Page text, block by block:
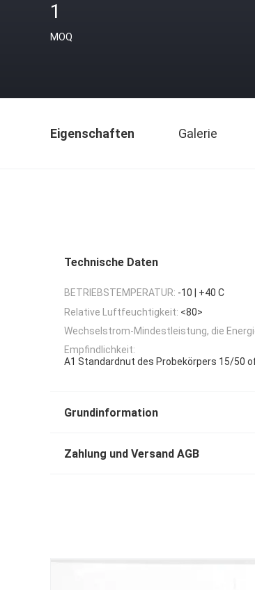
1
MOQ
Eigenschaften Galerie
Technische Daten
BETRIEBSTEMPERATUR: -10 | +40 C
Relative Luftfeuchtigkeit: <80>
Wechselstrom-Mindestleistung, die
Empfindlichkeit:
A1 Standardnut des Probekörpers 15/50
Grundinformation
Zahlung und Versand AGB